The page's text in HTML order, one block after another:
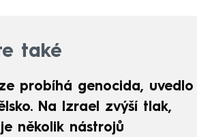
také
probíhá genocida, uvedlo
Na Izrael zvýší tlak,
několik nástrojů